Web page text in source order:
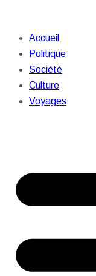
Accueil
Politique
Société
Culture
Voyages